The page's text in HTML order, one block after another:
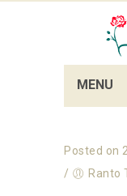
MENU
Posted on
/
Ranto